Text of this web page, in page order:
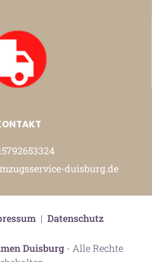
duisburg.de
Duisburg - Alle Rechte
| Datenschutz